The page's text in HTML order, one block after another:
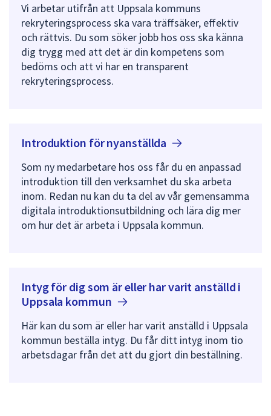
Vi arbetar utifrån att Uppsala kommuns
rekryteringsprocess ska vara träffsäker, effektiv
och rättvis. Du som söker jobb hos oss ska känna
dig trygg med att det är din kompetens som
bedöms och att vi har en transparent
rekryteringsprocess.
Introduktion förnyanställda
Som ny medarbetare hos oss får du en anpassad
introduktion till den verksamhet du ska arbeta
inom. Redan nu kan du ta del av vår gemensamma
digitala introduktionsutbildning och lära dig mer
om hur det är arbeta i Uppsala kommun.
Intyg för dig som är eller har varit anställd i
Uppsala kommun
Här kan du som är eller har varit anställd i Uppsala
kommun beställa intyg. Du får ditt intyg inom tio
arbetsdagar från det att du gjort din beställning.